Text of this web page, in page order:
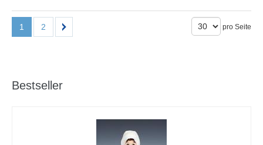
1 2 pro Seite
Bestseller